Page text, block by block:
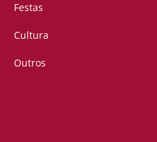
Festas
Cultura
Outros